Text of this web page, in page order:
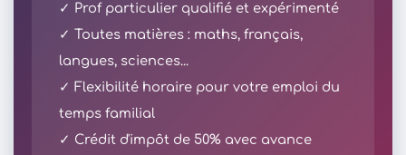
✓ Prof particulier qualifié et expérimenté
✓ Toutes matières : maths, français,
langues, sciences...
✓ Flexibilité horaire pour votre emploi du
temps familial
✓ Crédit d'impôt de 50% avec avance